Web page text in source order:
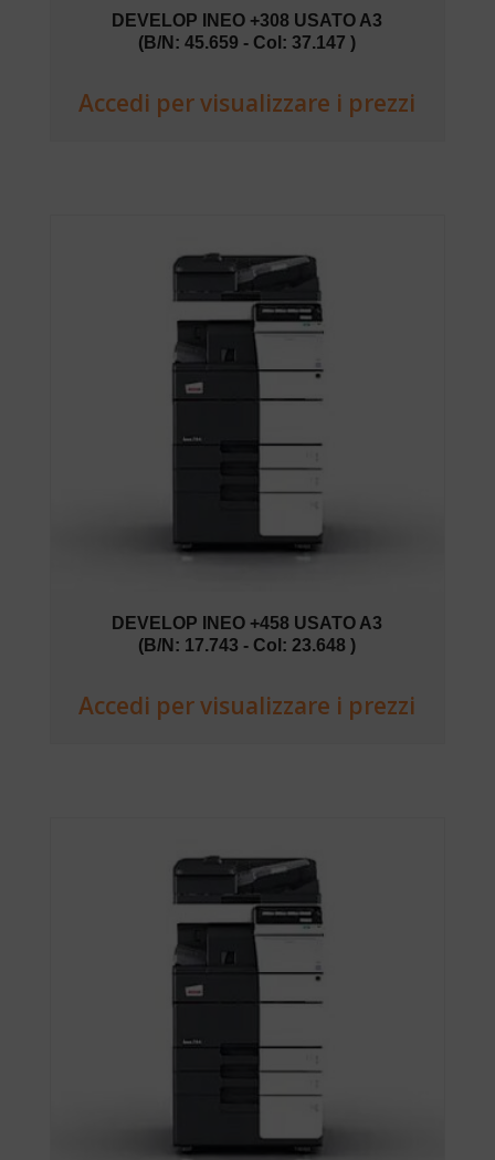
DEVELOP INEO +308 USATO A3
(B/N: 45.659 - Col: 37.147 )
Accedi per visualizzare i prezzi
DEVELOP INEO +458 USATO A3
(B/N: 17.743 - Col: 23.648 )
Accedi per visualizzare i prezzi